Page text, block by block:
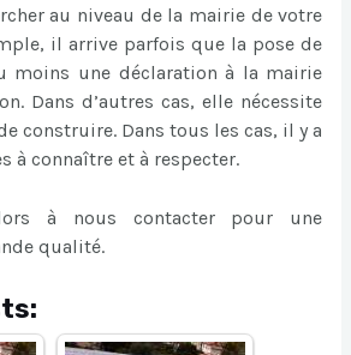
au niveau de la mairie de votre
il arrive parfois que la pose de
moins une déclaration à la mairie
Dans d’autres cas, elle nécessite
construire. Dans tous les cas, il y a
à connaître et à respecter.
à nous contacter pour une
qualité.